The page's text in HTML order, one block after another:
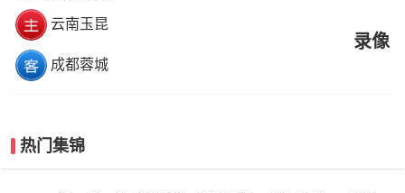
云南玉昆
成都蓉城
录像
热门集锦